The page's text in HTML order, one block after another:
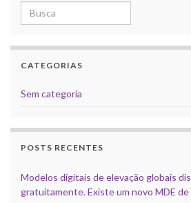
Search for:
CATEGORIAS
Sem categoria
POSTS RECENTES
Modelos digitais de elevação globais
gratuitamente. Existe um novo MDE de